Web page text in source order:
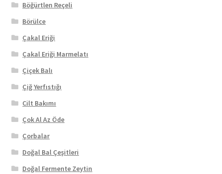
Böğürtlen Reçeli
Börülce
Çakal Eriği
Çakal Eriği Marmelatı
Çiçek Balı
Çiğ Yerfıstığı
Cilt Bakımı
Çok Al Az Öde
Çorbalar
Doğal Bal Çeşitleri
Doğal Fermente Zeytin